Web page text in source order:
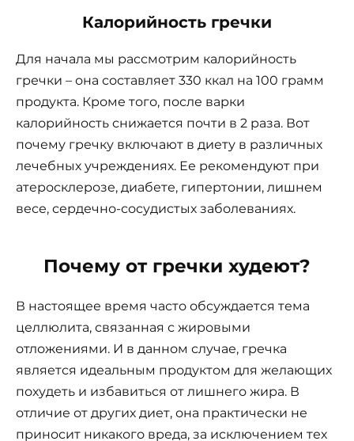
Калорийность гречки
Для начала мы рассмотрим калорийность
гречки – она составляет 330 ккал на 100 грамм
продукта. Кроме того, после варки
калорийность снижается почти в 2 раза. Вот
почему гречку включают в диету в различных
лечебных учреждениях. Ее рекомендуют при
атеросклерозе, диабете, гипертонии, лишнем
весе, сердечно-сосудистых заболеваниях.
Почему от гречки худеют?
В настоящее время часто обсуждается тема
целлюлита, связанная с жировыми
отложениями. И в данном случае, гречка
является идеальным продуктом для желающих
похудеть и избавиться от лишнего жира. В
отличие от других диет, она практически не
приносит никакого вреда, за исключением тех